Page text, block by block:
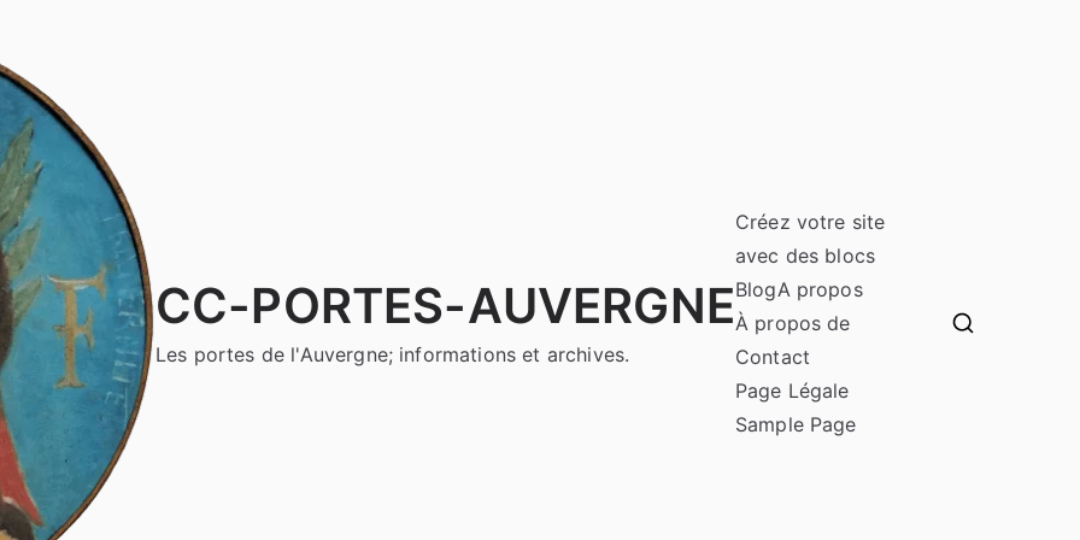
CC-PORTES-AUVERGNE
Les portes de l'Auvergne; informations et archives.
Créez votre site
avec des blocs
BlogA propos
À propos de
Contact
Page Légale
Sample Page